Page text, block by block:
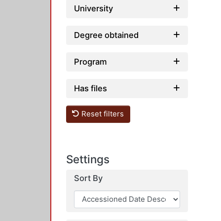
University
Degree obtained
Program
Has files
Reset filters
Settings
Sort By